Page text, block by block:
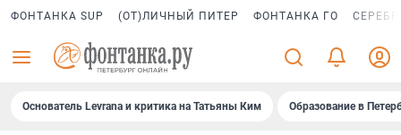
ФОНТАНКА SUP (ОТ)ЛИЧНЫЙ ПИТЕР ФОНТАНКА ГО
Основатель Levrana и критика на Татьяны Ким Образование в